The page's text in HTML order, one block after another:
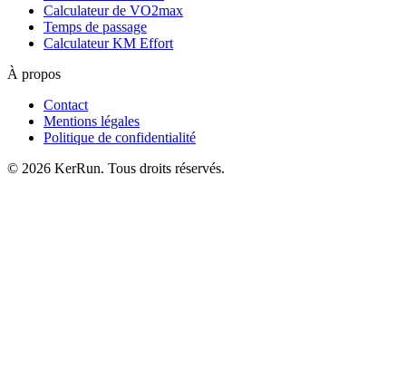
Calculateur de VO2max
Temps de passage
Calculateur KM Effort
À propos
Contact
Mentions légales
Politique de confidentialité
© 2026 KerRun. Tous droits réservés.